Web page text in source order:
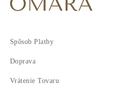
Spôsob Platby
Doprava
Vrátenie Tovaru